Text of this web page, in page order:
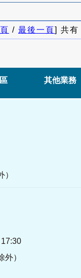
/ 最後一頁] 共有
其他業務
）